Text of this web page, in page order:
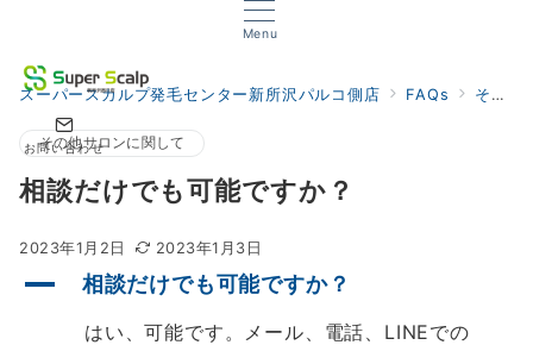
Menu
お問い合わせ
スーパースカルプ発毛センター新所沢パルコ側店 FAQs その他サロンに関して
その他サロンに関して
相談だけでも可能ですか？
2023年1月2日 2023年1月3日
A 相談だけでも可能ですか？
はい、可能です。メール、電話、LINEでの